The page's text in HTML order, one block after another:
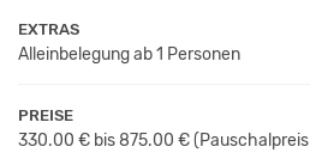
EXTRAS
Alleinbelegung ab 1 Personen
PREISE
330.00 € bis 875.00 €